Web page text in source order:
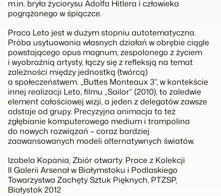
m.in. bryła życiorysu Adolfa Hitlera i człowieka
pogrążonego w śpiączce.
Praca Leto jest w dużym stopniu autotematyczna.
Próba usytuowania własnych działań w obrębie ciągle
powstającego opus magnum, zespolonego z życiem
i wyobraźnią artysty, łączy się z refleksją na temat
zależności między jednostką (twórcą)
a społeczeństwem. „Buttes Monteaux 3”, w kontekście
innej realizacji Leto, filmu „Sailor” (2010), to zaledwie
element całościowej wizji, a jeden z delegatów zawsze
odstaje od grupy. Precyzyjna animacja to też
zgłębianie komputerowego medium i trampolina
do nowych rozwiązań – coraz bardziej
zaawansowanych modeli alternatywnych światów.
Izabela Kopania,Zbiór otwarty. Prace z Kolekcji
II Galerii Arsenał w Białymstoku i Podlaskiego
Towarzystwa Zachęty Sztuk Pięknych, PTZSP,
Białystok 2012